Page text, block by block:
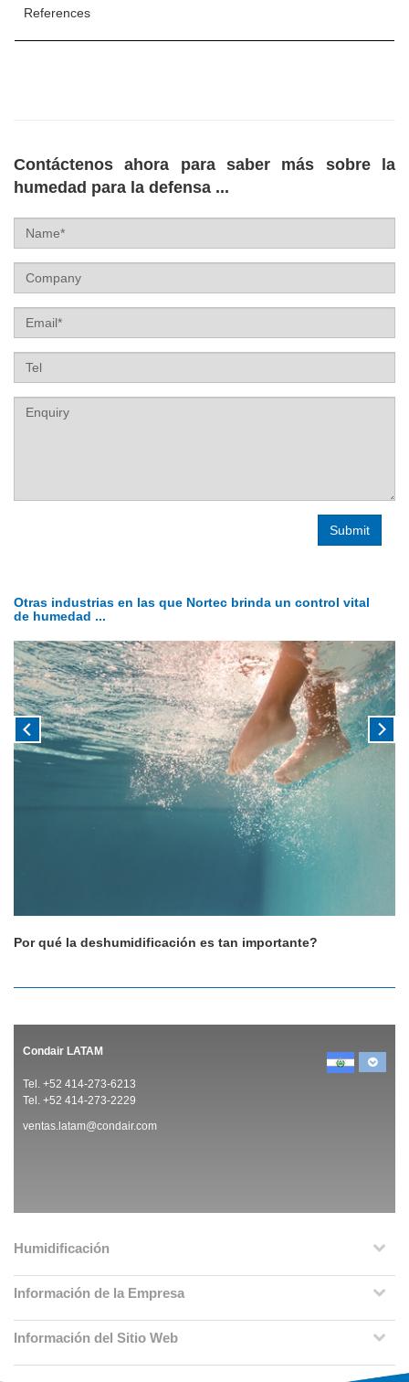
References
Contáctenos ahora para saber más sobre la
humedad para la defensa ...
Name
Company
Email
Tel
Label
Otras industrias en las que Nortec brinda un control vital
de humedad ...
Por qué la deshumidificación es tan importante?
Condair LATAM
Tel. +52 414-273-6213
Tel. +52 414-273-2229
ventas.latam@condair.com
Humidificación
Información de la Empresa
Información del Sitio Web